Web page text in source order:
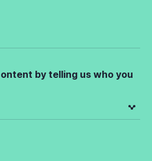
by telling us who you